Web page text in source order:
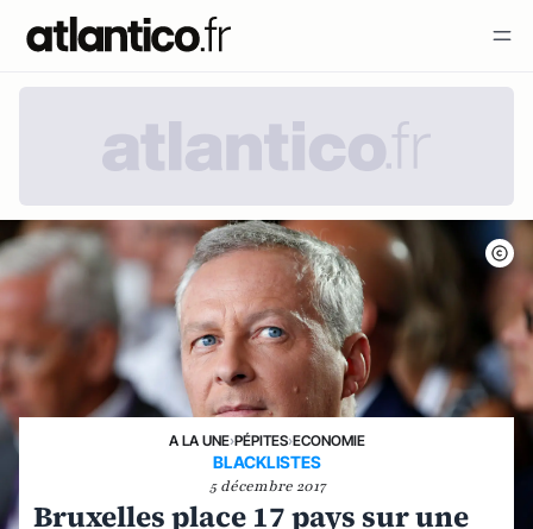
A LA UNE›PÉPITES›ECONOMIE
BLACKLISTES
5 décembre 2017
Bruxelles place 17 pays sur une